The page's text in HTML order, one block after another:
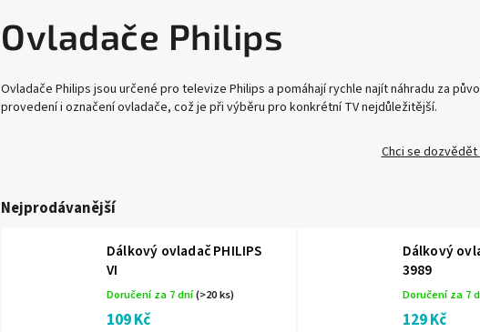
Ovladače Philips
Ovladače Philips jsou určené pro televize Philips a pomáhají rychle najít náhradu za
provedení i označení ovladače, což je při výběru pro konkrétní TV nejdůležitější.
Chci se dozvědět
Nejprodávanější
Dálkový ovladač PHILIPS
VI
Doručení za 7 dní(>20 ks)
109 Kč
Dálkový
3989
Doručení za 7
129 Kč